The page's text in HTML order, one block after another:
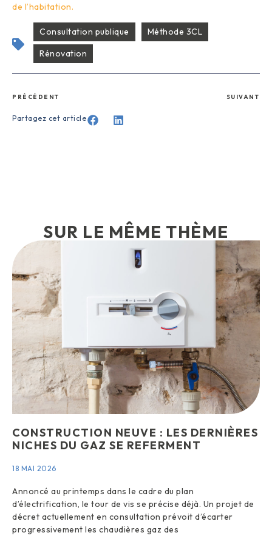
de l’habitation.
Consultation publique
Méthode 3CL
Rénovation
PRÉCÉDENT SUIVANT
Partagez cet article
SUR LE MÊME THÈME
CONSTRUCTION NEUVE : LES DERNIÈRES
NICHES DU GAZ SE REFERMENT
18 MAI 2026
Annoncé au printemps dans le cadre du plan
d’électrification, le tour de vis se précise déjà. Un projet de
décret actuellement en consultation prévoit d’écarter
progressivement les chaudières gaz des